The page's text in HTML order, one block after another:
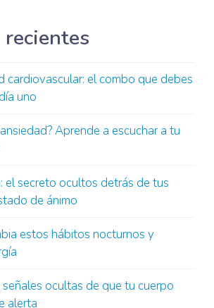
cardiovascular: el combo que debes
uno
Aprende a escuchar a tu
el secreto ocultos detrás de tus
de ánimo
estos hábitos nocturnos y
ocultas de que tu cuerpo
alerta